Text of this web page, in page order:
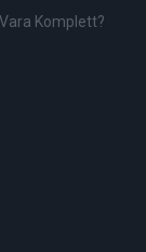
Komplett?